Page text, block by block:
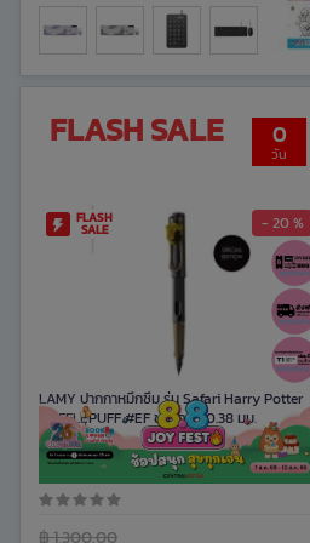
FLASH SALE 0
วัน
FLASH
SALE - 20 %
LAMY ปากกาหมึกซึม รุ่น Safari Harry Potter
HUFFLEPUFF #EF ขนาดหัว 0.38 มม.
฿ 1,300.00